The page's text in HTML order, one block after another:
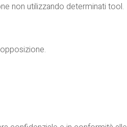
non utilizzando determinati tool.